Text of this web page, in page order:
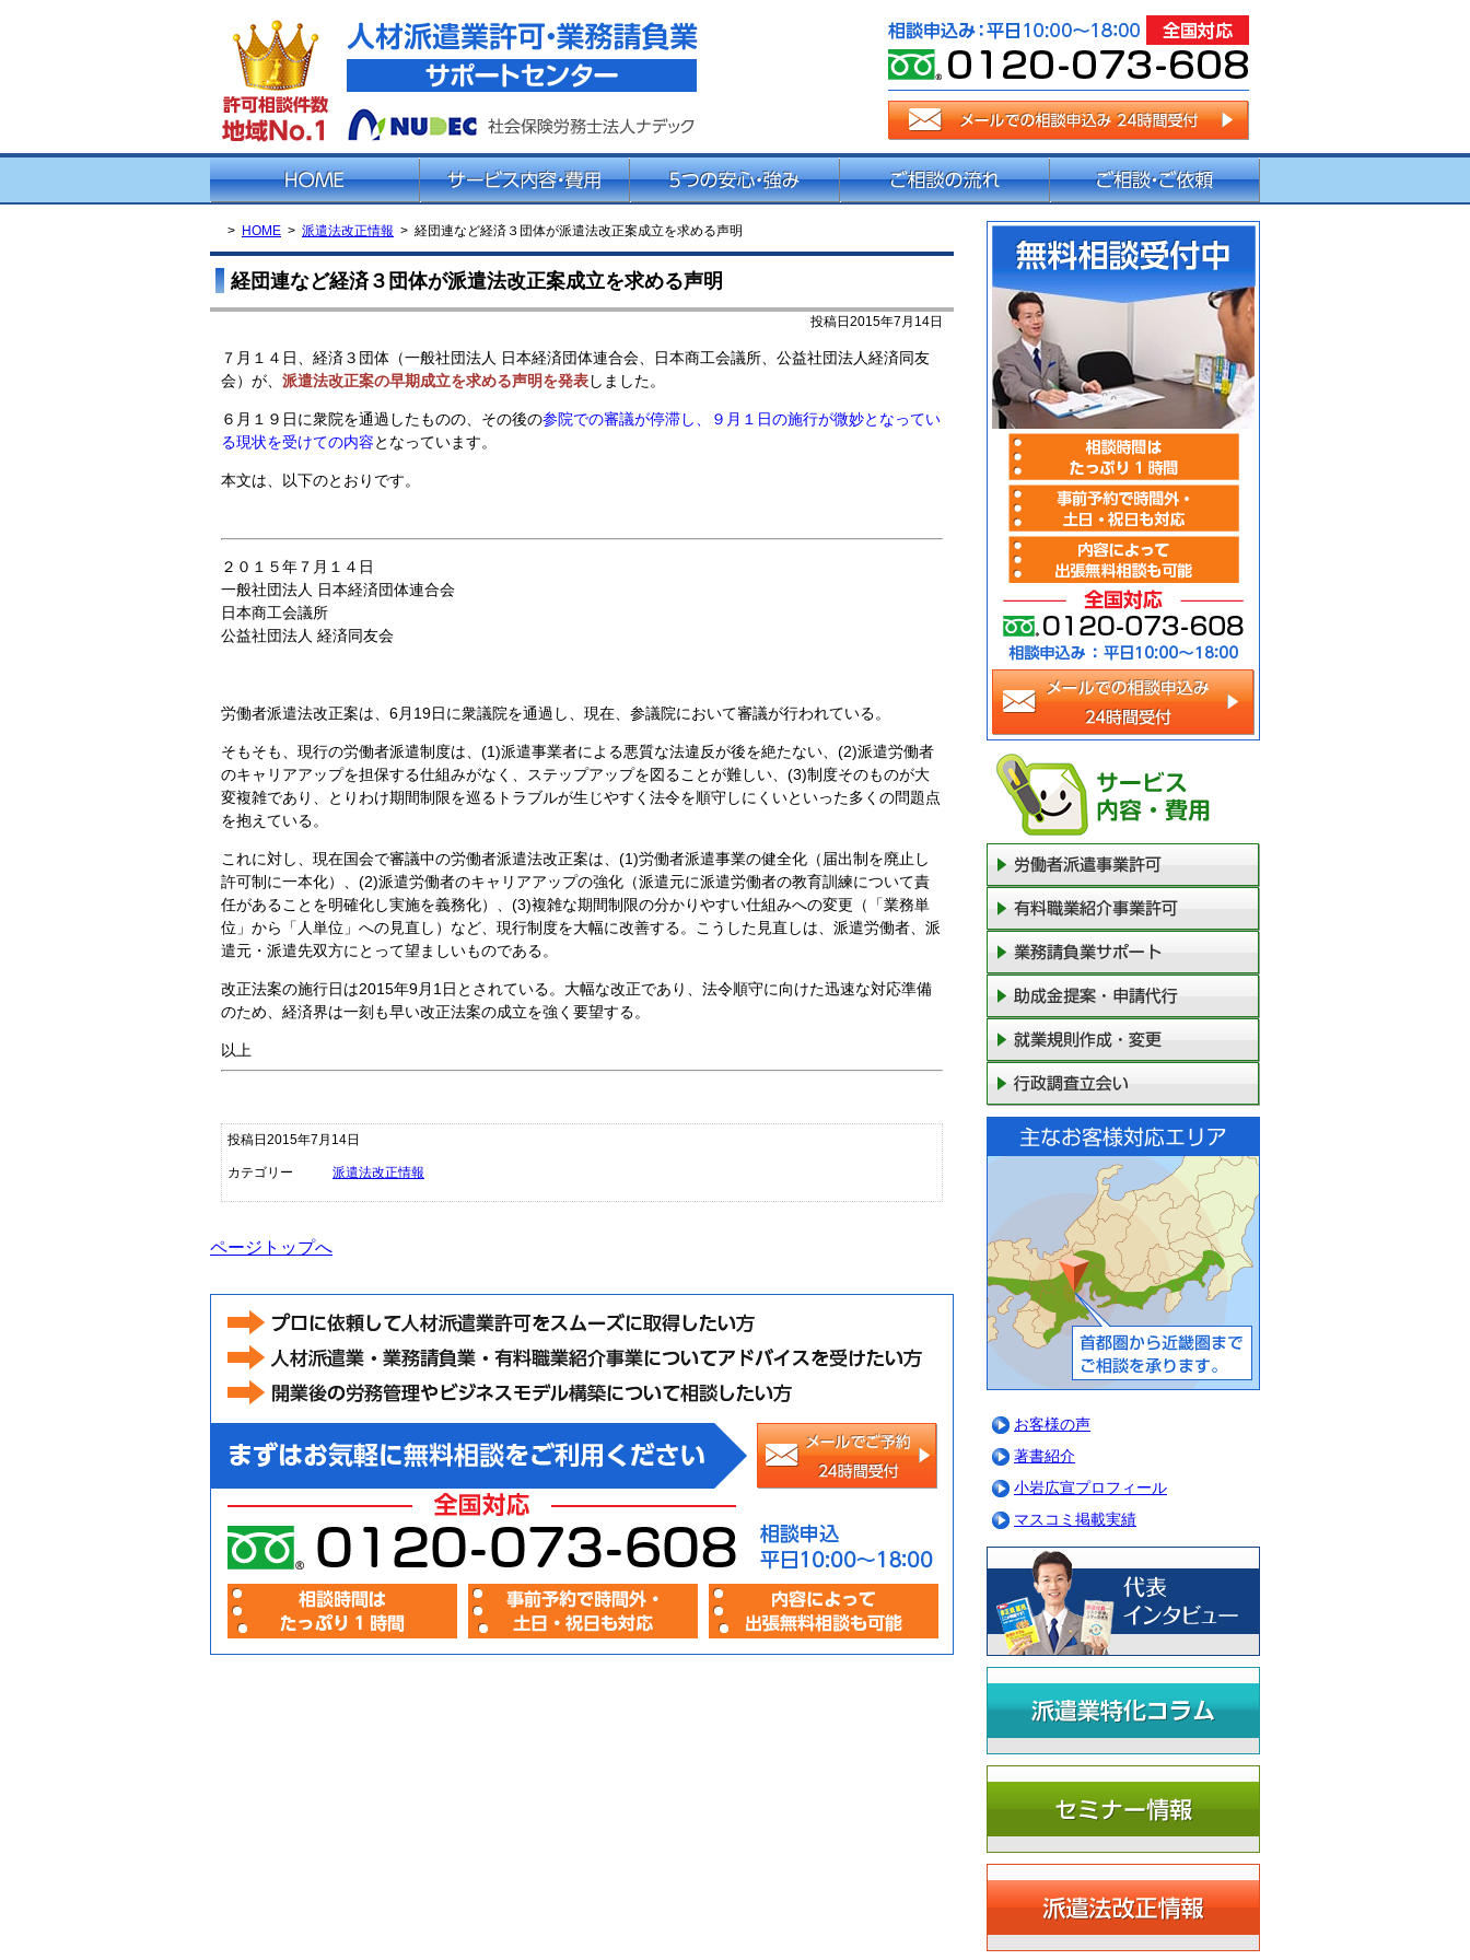
HOME 派遣法改正情報 経団連など経済３団体が派遣法改正案成立を求める声明
経団連など経済３団体が派遣法改正案成立を求める声明
投稿日2015年7月14日
７月１４日、経済３団体（一般社団法人 日本経済団体連合会、日本商工会議所、公益社団法人経済同友
会）が、 派遣法改正案の早期成立を求める声明を発表しました。
６月１９日に衆院を通過したものの、その後の参院での審議が停滞し、９月１日の施行が微妙となってい
る現状を受けての内容となっています。
本文は、以下のとおりです。
２０１５年７月１４日
一般社団法人 日本経済団体連合会
日本商工会議所
公益社団法人 経済同友会
労働者派遣法改正案は、6月19日に衆議院を通過し、現在、参議院において審議が行われている。
そもそも、現行の労働者派遣制度は、(1)派遣事業者による悪質な法違反が後を絶たない、(2)派遣労働者
のキャリアアップを担保する仕組みがなく、ステップアップを図ることが難しい、(3)制度そのものが大
変複雑であり、とりわけ期間制限を巡るトラブルが生じやすく法令を順守しにくいといった多くの問題点
を抱えている。
これに対し、現在国会で審議中の労働者派遣法改正案は、(1)労働者派遣事業の健全化（届出制を廃止し
許可制に一本化）、(2)派遣労働者のキャリアアップの強化（派遣元に派遣労働者の教育訓練について責
任があることを明確化し実施を義務化）、(3)複雑な期間制限の分かりやすい仕組みへの変更（「業務単
位」から「人単位」への見直し）など、現行制度を大幅に改善する。こうした見直しは、派遣労働者、派
遣元・派遣先双方にとって望ましいものである。
改正法案の施行日は2015年9月1日とされている。大幅な改正であり、法令順守に向けた迅速な対応準備
のため、経済界は一刻も早い改正法案の成立を強く要望する。
以上
投稿日2015年7月14日
カテゴリー 派遣法改正情報
ページトップへ
まずはお気軽に無料相談をご利用ください
プロに依頼して人材派遣業許可をスムーズに取得したい方
開業後の労務管理やビジネスモデル構築について相談したい方
相談申込み：0120-073-608（全国対応・平日10:00～18:00）
メールでの相談申込み（24時間受付）
相談時間はたっぷり1時間
事前予約で時間外・土日・祝日も対応
内容によって出張無料相談も可能
お客様の声
著書紹介
小岩広宣プロフィール
マスコミ掲載実績